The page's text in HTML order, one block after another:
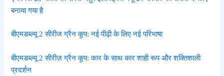
बनाया गया है
बीएमडब्ल्यू 2 सीरीज ग्रैन कूप: नई पीढ़ी के लिए नई परिभाषा
बीएमडब्ल्यू 2 सीरीज़ ग्रैन कूप: कार के साथ कार शाही रूप और शक्तिशाली
प्रदर्शन